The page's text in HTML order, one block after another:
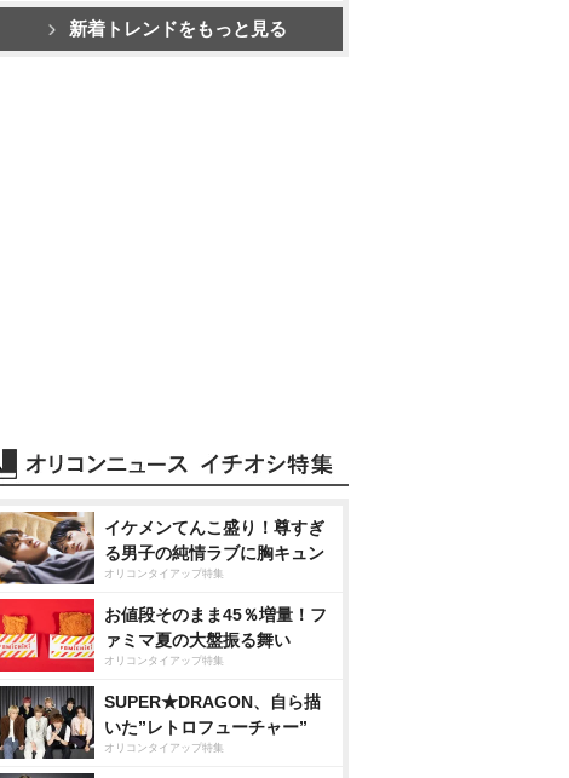
新着トレンドをもっと見る
イケメンてんこ盛り！尊すぎ
る男子の純情ラブに胸キュン
オリコンタイアップ特集
お値段そのまま45％増量！フ
ァミマ夏の大盤振る舞い
オリコンタイアップ特集
SUPER★DRAGON、自ら描
いた”レトロフューチャー”
オリコンタイアップ特集